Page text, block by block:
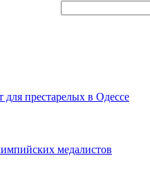
для престарелых в Одессе
медалистов